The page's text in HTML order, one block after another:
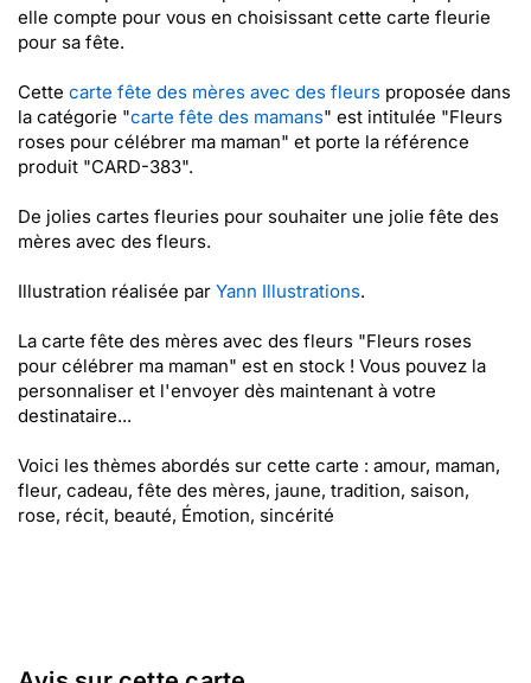
elle compte pour vous en choisissant cette carte fleurie
pour sa fête.
Cette carte fête des mères avec des fleurs proposée dans
la catégorie "carte fête des mamans" est intitulée "Fleurs
roses pour célébrer ma maman" et porte la référence
produit "CARD-383".
De jolies cartes fleuries pour souhaiter une jolie fête des
mères avec des fleurs.
Illustration réalisée par Yann Illustrations.
La carte fête des mères avec des fleurs "Fleurs roses
pour célébrer ma maman" est en stock ! Vous pouvez la
personnaliser et l'envoyer dès maintenant à votre
destinataire...
Voici les thèmes abordés sur cette carte : amour, maman,
fleur, cadeau, fête des mères, jaune, tradition, saison,
rose, récit, beauté, Émotion, sincérité